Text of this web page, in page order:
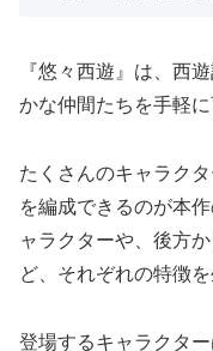
『悠々西遊』は、西
かな仲間たちを手軽
たくさんのキャラク
を編成できるのが本
ャラクターや、後方
ど、それぞれの特徴
登場するキャラクタ